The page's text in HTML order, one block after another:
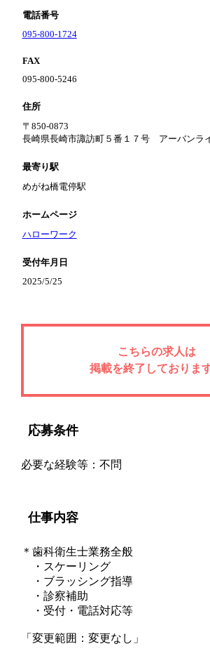
電話番号
095-800-1724
FAX
095-800-5246
住所
〒850-0873
長崎県長崎市諏訪町５番１７号 アーバンラ
最寄り駅
めがね橋電停駅
ホームページ
ハローワーク
受付年月日
2025/5/25
こちらの求人は
掲載を終了しております
応募条件
必要な経験等：不問
仕事内容
＊歯科衛生士業務全般
・スケーリング
・ブラッシング指導
・診察補助
・受付・電話対応等
「変更範囲：変更なし」